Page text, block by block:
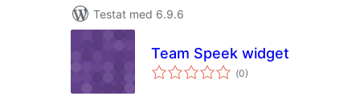
Testat med 6.9.6
Team Speek widget
(Totalt
antal
0)